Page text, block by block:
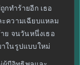
กทำร้ายอีก เธอ
ความเฉียบแหลม
ย จนวันหนึ่งเธอ
ในรูปแบบใหม่